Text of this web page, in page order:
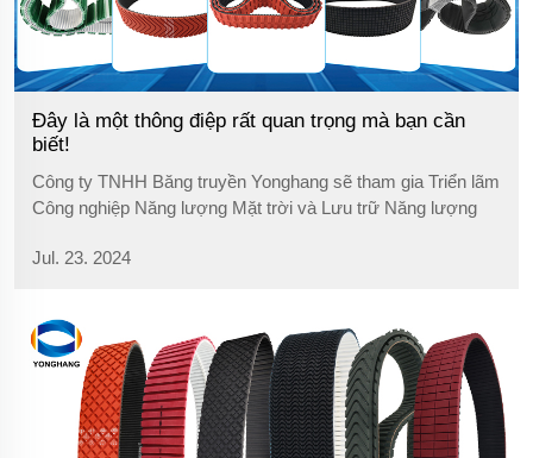
Đây là một thông điệp rất quan trọng mà bạn cần
biết!
Công ty TNHH Băng truyền Yonghang sẽ tham gia Triển lãm
Công nghiệp Năng lượng Mặt trời và Lưu trữ Năng lượng
trường Triển lãm Canton Fair Quảng Châu, Gian hàng Y116.
Jul. 23. 2024